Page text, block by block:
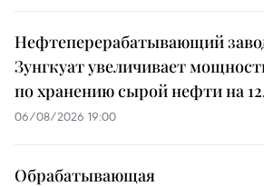
Нефтеперерабатывающий
Зунгкуат увеличивает
по хранению сырой нефти на
06/08/2026 19:00
Обрабатывающая